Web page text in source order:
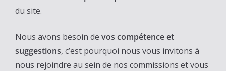
du site.
Nous avons besoin de vos compétence et
suggestions, c’est pourquoi nous vous invitons à
nous rejoindre au sein de nos commissions et vous